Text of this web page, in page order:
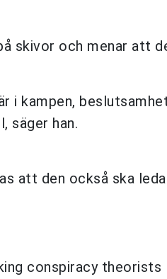
skivor och menar att
i kampen,
säger han.
att den också ska
conspiracy theorists